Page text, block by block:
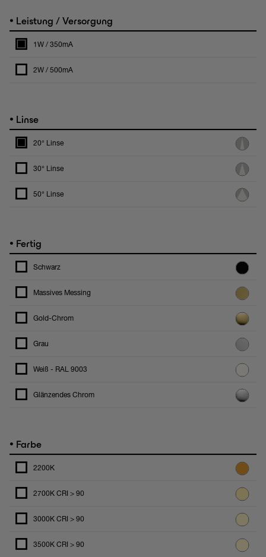
• Leistung / Versorgung
1W / 350mA
2W / 500mA
• Linse
20° Linse
30° Linse
50° Linse
• Fertig
Schwarz
Massives Messing
Gold-Chrom
Grau
Weiß - RAL 9003
Glänzendes Chrom
• Farbe
2200K
2700K CRI > 90
3000K CRI > 90
3500K CRI > 90